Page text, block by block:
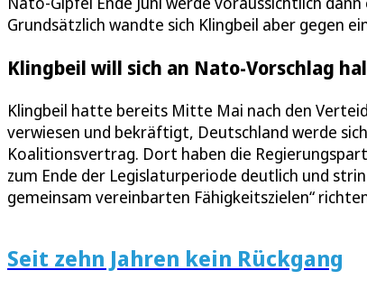
Grundsätzlich wandte sich Klingbeil aber gegen
Klingbeil will sich an Nato-Vorschlag
Klingbeil hatte bereits Mitte Mai nach den
verwiesen und bekräftigt, Deutschland werde
Koalitionsvertrag. Dort haben die
zum Ende der Legislaturperiode deutlich und
gemeinsam vereinbarten Fähigkeitszielen“
Seit zehn Jahren kein Rückgang